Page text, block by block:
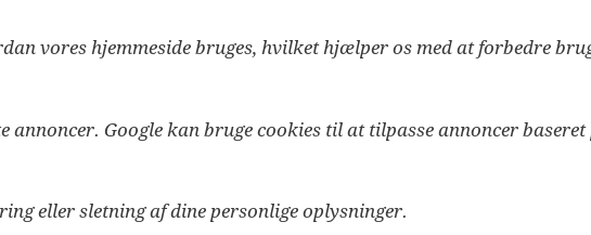
vores hjemmeside bruges, hvilket hjælper os med at forbedre
annoncer. Google kan bruge cookies til at tilpasse annoncer
eller sletning af dine personlige oplysninger.